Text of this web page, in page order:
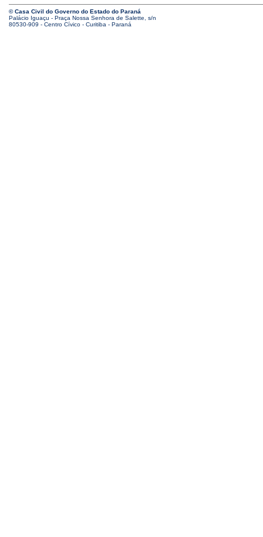
© Casa Civil do Governo do Estado do Paraná
Palácio Iguaçu - Praça Nossa Senhora de Salette, s/n
80530-909 - Centro Cívico - Curitiba - Paraná